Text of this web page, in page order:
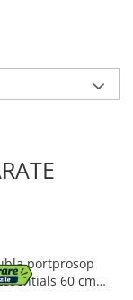
portprosop
60 cm